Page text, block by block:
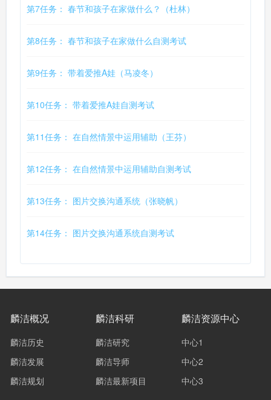
第7任务： 春节和孩子在家做什么？（杜林）
第8任务： 春节和孩子在家做什么自测考试
第9任务： 带着爱推A娃（马凌冬）
第10任务： 带着爱推A娃自测考试
第11任务： 在自然情景中运用辅助（王芬）
第12任务： 在自然情景中运用辅助自测考试
第13任务： 图片交换沟通系统（张晓帆）
第14任务： 图片交换沟通系统自测考试
麟洁概况
麟洁历史
麟洁发展
麟洁规划
麟洁科研
麟洁研究
麟洁导师
麟洁最新项目
麟洁资源中心
中心1
中心2
中心3